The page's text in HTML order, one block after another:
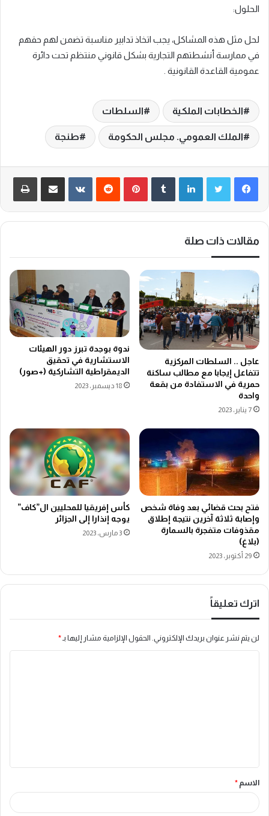
الحلول:
لحل مثل هذه المشاكل، يجب اتخاذ تدابير مناسبة تضمن لهم حقهم
في ممارسة أنشطتهم التجارية بشكل قانوني منتظم تحت دائرة
عمومية القاعدة القانونية .
الخطابات الملكية السلطات
الملك العمومي. مجلس الحكومة طنجة
لينكدإن بينتيريست ‏VKontakte
مقالات ذات صلة
عاجل .. السلطات المركزية
تتفاعل إيجابا مع مطالب ساكنة
حمرية في الاستفادة من بقعة
واحدة
7 يناير، 2023
ندوة بوجدة تبرز دور الهيئات
الاستشارية في تحقيق
الديمقراطية التشاركية (+صور)
18 ديسمبر، 2023
فتح بحث قضائي بعد وفاة شخص
وإصابة ثلاثة آخرين نتيجة إطلاق
مقذوفات متفجرة بالسمارة
(بلاغ)
29 أكتوبر، 2023
كأس إفريقيا للمحليين ال”كاف”
يوجه إنذارا إلى الجزائر
3 مارس، 2023
اترك تعليقاً
لن يتم نشر عنوان بريدك الإلكتروني. الحقول الإلزامية مشار إليها بـ*
ق
*
الاسم *